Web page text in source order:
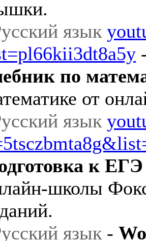
по
от
к ЕГЭ
школы
-